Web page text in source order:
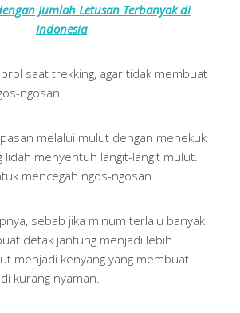
Jumlah Letusan Terbanyak di
Indonesia
saat trekking, agar tidak membuat
ngosan.
melalui mulut dengan menekuk
lidah menyentuh langit-langit mulut.
mencegah ngos-ngosan.
sebab jika minum terlalu banyak
detak jantung menjadi lebih
menjadi kenyang yang membuat
kurang nyaman.